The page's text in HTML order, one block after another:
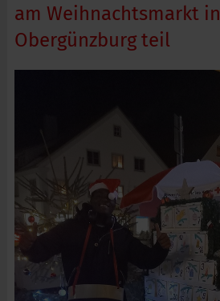
am Weihnachtsmarkt in
Obergünzburg teil